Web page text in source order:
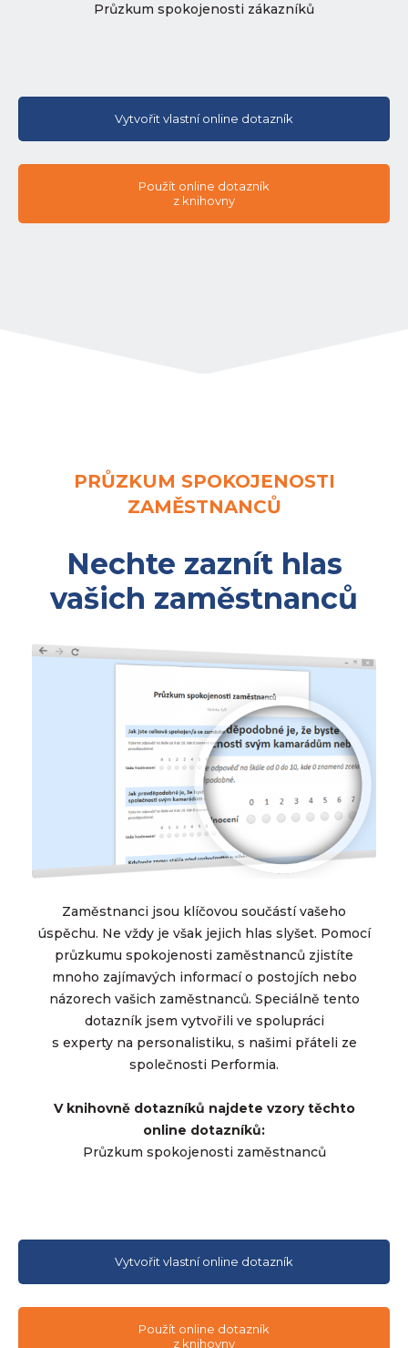
Průzkum spokojenosti zákazníků
Vytvořit vlastní online dotazník
Použít online dotazník
z knihovny
PRŮZKUM SPOKOJENOSTI
ZAMĚSTNANCŮ
Nechte zaznít hlas
vašich zaměstnanců
Zaměstnanci jsou klíčovou součástí vašeho
úspěchu. Ne vždy je však jejich hlas slyšet. Pomocí
průzkumu spokojenosti zaměstnanců zjistíte
mnoho zajímavých informací o postojích nebo
názorech vašich zaměstnanců. Speciálně tento
dotazník jsem vytvořili ve spolupráci
s experty na personalistiku, s našimi přáteli ze
společnosti Performia.
V knihovně dotazníků najdete vzory těchto
online dotazníků:
Průzkum spokojenosti zaměstnanců
Vytvořit vlastní online dotazník
Použít online dotazník
z knihovny